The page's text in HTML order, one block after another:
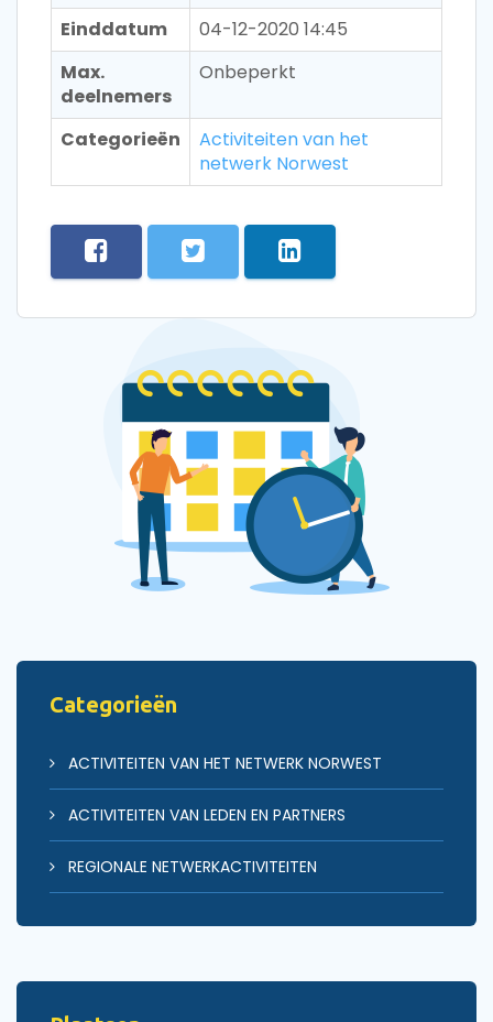
Einddatum
04-12-2020 14:45
Max.
deelnemers
Onbeperkt
Categorieën
Activiteiten van het
netwerk Norwest
Categorieën
ACTIVITEITEN VAN HET NETWERK NORWEST
ACTIVITEITEN VAN LEDEN EN PARTNERS
REGIONALE NETWERKACTIVITEITEN